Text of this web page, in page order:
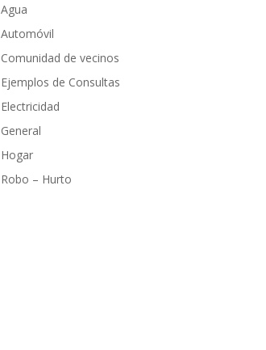
Agua
Automóvil
Comunidad de vecinos
Ejemplos de Consultas
Electricidad
General
Hogar
Robo – Hurto